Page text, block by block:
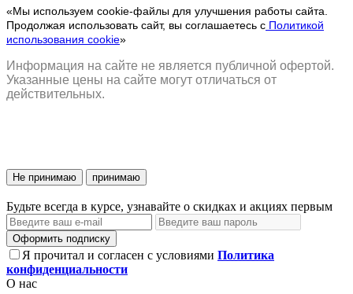
«Мы используем cookie-файлы для улучшения работы сайта.
Продолжая использовать сайт, вы соглашаетесь с Политикой
использования cookie»
Информация на сайте не является публичной офертой.
Указанные цены на сайте могут отличаться от
действительных.
Не принимаю принимаю
Будьте всегда в курсе, узнавайте о скидках и акциях первым
Оформить подписку
Я прочитал и согласен с условиями Политика
конфиденциальности
О нас